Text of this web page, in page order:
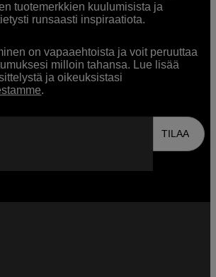
tuotemerkkien kuulumisista ja
runsaasti inspiraatiota.
on vapaaehtoista ja voit peruuttaa
milloin tahansa. Lue lisää
ja oikeuksistasi
.
TILAA